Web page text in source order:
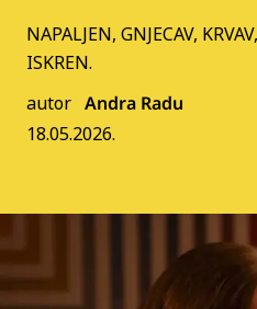
NAPALJEN, GNJECAV,
ISKREN.
autor Andra Radu
18.05.2026.